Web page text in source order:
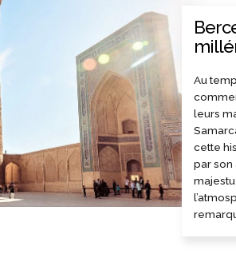
Au
leurs
cette
par son